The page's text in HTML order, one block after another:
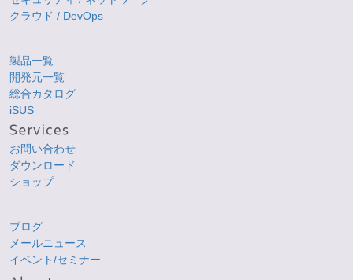
クラウド / DevOps
製品一覧
開発元一覧
総合カタログ
iSUS
お問い合わせ
ダウンロード
ショップ
ブログ
メールニュース
イベント/セミナー